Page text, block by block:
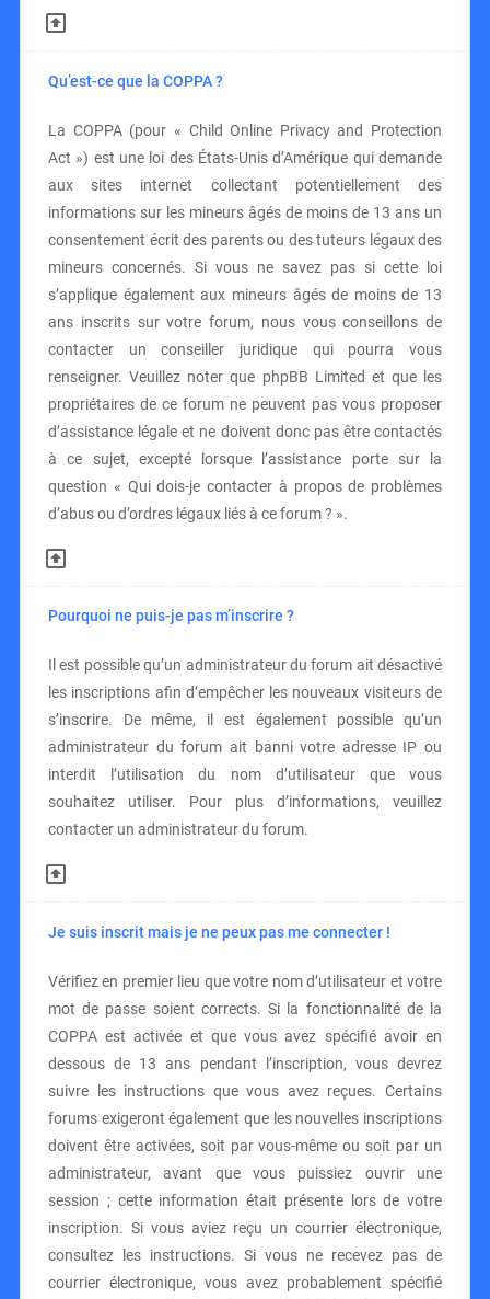
Qu’est-ce que la COPPA ?
La COPPA (pour « Child Online Privacy and Protection
Act ») est une loi des États-Unis d’Amérique qui demande
aux sites internet collectant potentiellement des
informations sur les mineurs âgés de moins de 13 ans un
consentement écrit des parents ou des tuteurs légaux des
mineurs concernés. Si vous ne savez pas si cette loi
s’applique également aux mineurs âgés de moins de 13
ans inscrits sur votre forum, nous vous conseillons de
contacter un conseiller juridique qui pourra vous
renseigner. Veuillez noter que phpBB Limited et que les
propriétaires de ce forum ne peuvent pas vous proposer
d’assistance légale et ne doivent donc pas être contactés
à ce sujet, excepté lorsque l’assistance porte sur la
question « Qui dois-je contacter à propos de problèmes
d’abus ou d’ordres légaux liés à ce forum ? ».
Pourquoi ne puis-je pas m’inscrire ?
Il est possible qu’un administrateur du forum ait désactivé
les inscriptions afin d’empêcher les nouveaux visiteurs de
s’inscrire. De même, il est également possible qu’un
administrateur du forum ait banni votre adresse IP ou
interdit l’utilisation du nom d’utilisateur que vous
souhaitez utiliser. Pour plus d’informations, veuillez
contacter un administrateur du forum.
Je suis inscrit mais je ne peux pas me connecter !
Vérifiez en premier lieu que votre nom d’utilisateur et votre
mot de passe soient corrects. Si la fonctionnalité de la
COPPA est activée et que vous avez spécifié avoir en
dessous de 13 ans pendant l’inscription, vous devrez
suivre les instructions que vous avez reçues. Certains
forums exigeront également que les nouvelles inscriptions
doivent être activées, soit par vous-même ou soit par un
administrateur, avant que vous puissiez ouvrir une
session ; cette information était présente lors de votre
inscription. Si vous aviez reçu un courrier électronique,
consultez les instructions. Si vous ne recevez pas de
courrier électronique, vous avez probablement spécifié